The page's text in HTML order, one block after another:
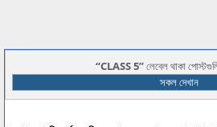
CLASS 5 লেবেল থাকা
সকল দেখান